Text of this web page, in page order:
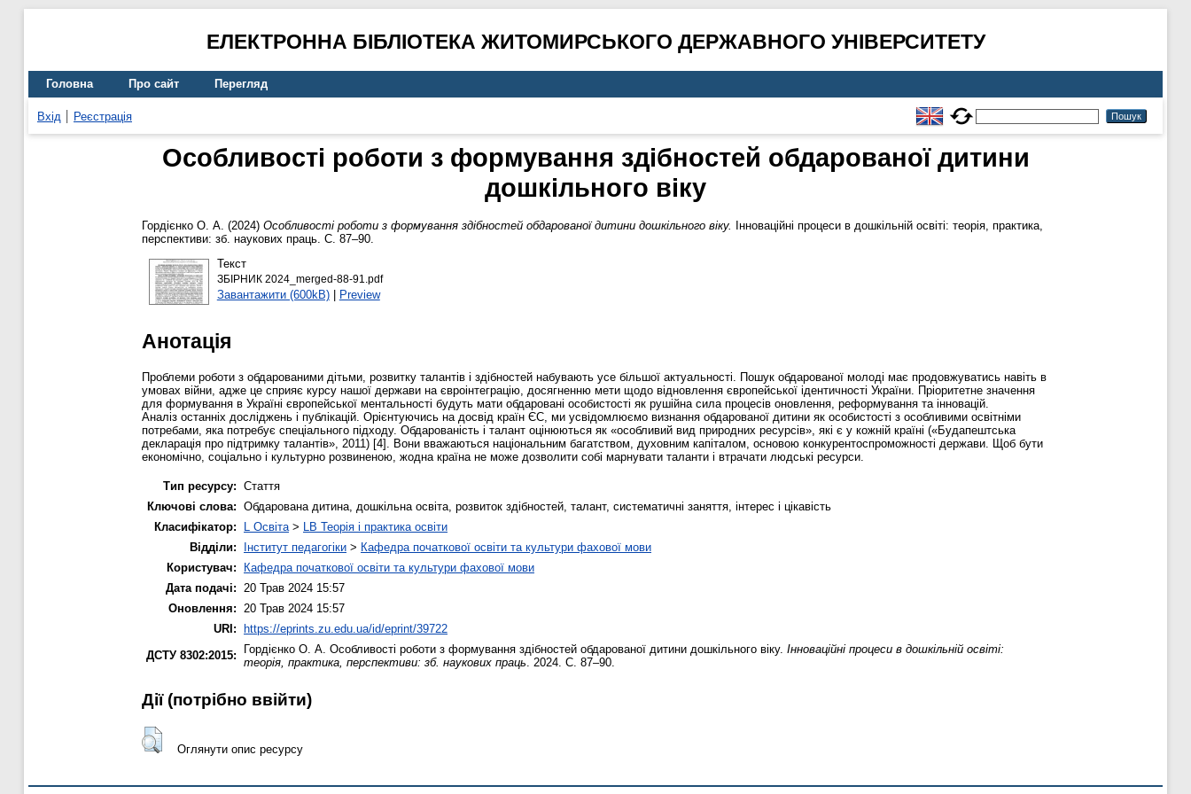
ЕЛЕКТРОННА БІБЛІОТЕКА ЖИТОМИРСЬКОГО ДЕРЖАВНОГО УНІВЕРСИТЕТУ
Головна Про сайт Перегляд
Вхід Реєстрація
Особливості роботи з формування здібностей обдарованої дитини
дошкільного віку
Гордієнко О. А. (2024) Особливості роботи з формування здібностей обдарованої дитини дошкільного віку.
Інноваційні процеси в дошкільній освіті: теорія, практика,
перспективи: зб. наукових праць. С. 87–90.
Текст
ЗБІРНИК 2024_merged-88-91.pdf
Завантажити (600kB)| Preview
Анотація
Проблеми роботи з обдарованими дітьми, розвитку талантів і здібностей набувають усе більшої актуальності. Пошук обдарованої молоді має продовжуватись навіть в
умовах війни, адже це сприяє курсу нашої держави на євроінтеграцію, досягненню мети щодо відновлення європейської ідентичності України. Пріоритетне значення
для формування в Україні європейської ментальності будуть мати обдаровані особистості як рушійна сила процесів оновлення, реформування та інновацій.
Аналіз останніх досліджень і публікацій. Орієнтуючись на досвід країн ЄС, ми усвідомлюємо визнання обдарованої дитини як особистості з особливими освітніми
потребами, яка потребує спеціального підходу. Обдарованість і талант оцінюються як «особливий вид природних ресурсів», які є у кожній країні («Будапештська
декларація про підтримку талантів», 2011) [4]. Вони вважаються національним багатством, духовним капіталом, основою конкурентоспроможності держави. Щоб бути
економічно, соціально і культурно розвиненою, жодна країна не може дозволити собі марнувати таланти і втрачати людські ресурси.
Тип ресурсу: Стаття
Ключові слова: Обдарована дитина, дошкільна освіта, розвиток здібностей, талант, систематичні заняття, інтерес і цікавість
Класифікатор:
L Освіта > LB Теорія і практика освіти
Відділи:
Інститут педагогіки > Кафедра початкової освіти та культури фахової мови
Користувач:
Кафедра початкової освіти та культури фахової мови
Дата подачі:
20 Трав 2024 15:57
Оновлення:
20 Трав 2024 15:57
URI: https://eprints.zu.edu.ua/id/eprint/39722
ДСТУ 8302:2015:
Гордієнко О. А. Особливості роботи з формування здібностей обдарованої дитини дошкільного віку. Інноваційні процеси в дошкільній освіті:
теорія, практика, перспективи: зб. наукових праць . 2024. С. 87–90.
Дії ​​(потрібно ввійти)
Оглянути опис ресурсу